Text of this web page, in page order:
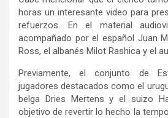
horas un interesante video para
refuerzos. En el material
acompañado por el español Juan
Ross, el albanés Milot Rashica y el
Previamente, el conjunto de
jugadores destacados como el
belga Dries Mertens y el suizo
objetivo de revertir lo hecho la